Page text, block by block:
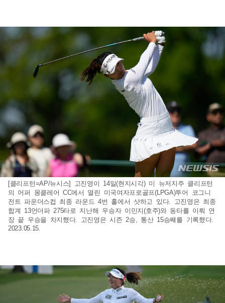
[클리프턴=AP/뉴시스] 고진영이 14일(현지시각) 미 뉴저지주 클리프턴
의 어퍼 몽클레어 CC에서 열린 미국여자프로골프(LPGA)투어 코그니
전트 파운더스컵 최종 라운드 4번 홀에서 샷하고 있다. 고진영은 최종
합계 13언더파 275타로 지난해 우승자 이민지(호주)와 동타를 이뤄 연
장 끝 우승을 차지했다. 고진영은 시즌 2승, 통산 15승째를 기록했다.
2023.05.15.